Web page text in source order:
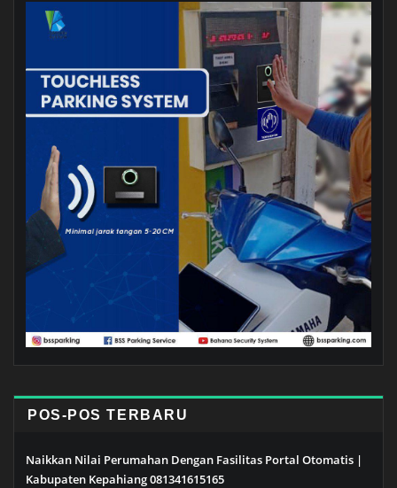
POS-POS TERBARU
Naikkan Nilai Perumahan Dengan Fasilitas Portal Otomatis |
Kabupaten Kepahiang 081341615165